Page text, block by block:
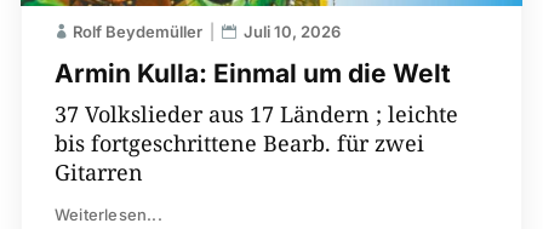
Armin Kulla: Einmal um die Welt
Rolf Beydemüller Juli 10, 2026
37 Volkslieder aus 17 Ländern ; leichte
bis fortgeschrittene Bearb. für zwei
Gitarren
Weiterlesen...